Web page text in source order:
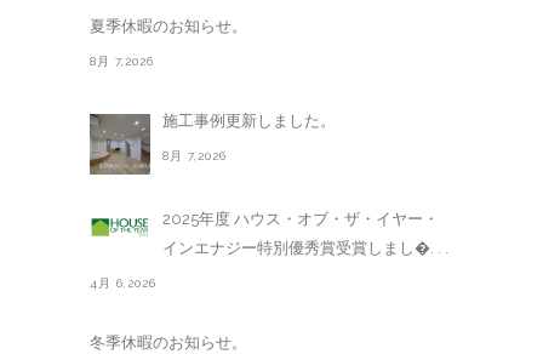
夏季休暇のお知らせ。
8月 7,2026
施工事例更新しました。
8月 7,2026
2025年度 ハウス・オブ・ザ・イヤー・
インエナジー特別優秀賞受賞しまし�. . .
4月 6,2026
冬季休暇のお知らせ。